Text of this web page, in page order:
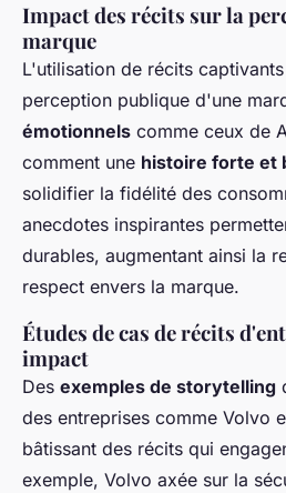
Impact des récits sur la
marque
L'utilisation de récits
perception publique d'une
émotionnels comme ceux de
comment une histoire forte et
solidifier la fidélité des
anecdotes inspirantes
durables, augmentant ainsi la
respect envers la marque.
Études de cas de récits
impact
Des exemples de storytelling
des entreprises comme Volvo
bâtissant des récits qui
exemple, Volvo axée sur la